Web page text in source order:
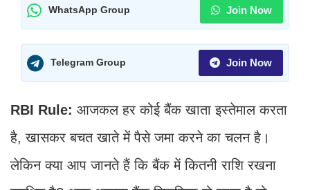
WhatsApp Group Join Now
Telegram Group Join Now
RBI Rule: आजकल हर कोई बैंक खाता इस्तेमाल करता
है, खासकर बचत खाते में पैसे जमा करने का चलन है।
लेकिन क्या आप जानते हैं कि बैंक में कितनी राशि रखना